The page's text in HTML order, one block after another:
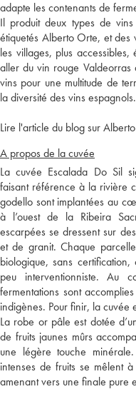
adapte les contenants de
Il produit deux types de
étiquetés Alberto Orte, et
les villages, plus
aller du vin rouge
vins pour une multitude de
la diversité des vins espagnols.
Lire l'article du blog sur
A propos de la cuvée
La cuvée Escalada Do Sil
faisant référence à la rivière
godello sont implantées au
à l’ouest de la Ribeira
escarpées se dressent sur
et de granit. Chaque
biologique, sans
peu interventionniste. Au
fermentations sont
indigènes. Pour finir, la cuvée
La robe or pâle est dotée
de fruits jaunes mûrs
une légère touche
intenses de fruits se mêlent
amenant vers une finale pure